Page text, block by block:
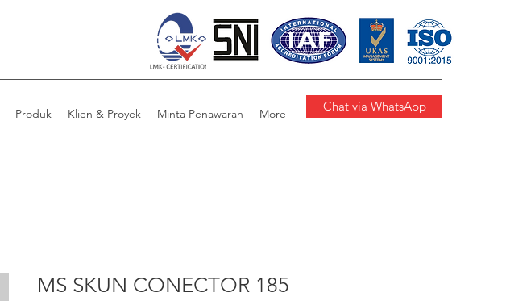
Produk Klien & Proyek Minta Penawaran More Chat via WhatsApp
MS SKUN CONECTOR 185